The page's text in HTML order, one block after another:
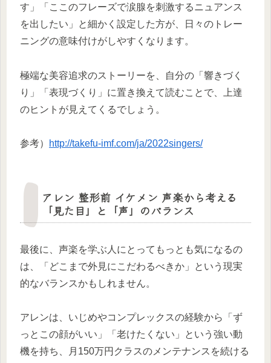
す」「ここのフレーズで涙腺を刺激するニュアンス
を出したい」と細かく設定した方が、日々のトレー
ニングの意味付けがしやすくなります。
極端な美容追求のストーリーを、自分の「響きづく
り」「表現づくり」に置き換えて読むことで、上達
のヒントが見えてくるでしょう。
参考） http://takefu-imf.com/ja/2022singers/
アレン 整形前 イケメン 声楽から考える
「見た目」と「声」のバランス
最後に、声楽を学ぶ人にとってもっとも気になるの
は、「どこまで外見にこだわるべきか」という現実
的なバランスかもしれません。
アレンは、いじめやコンプレックスの経験から「ず
っとこの顔がいい」「老けたくない」という強い動
機を持ち、月150万円クラスのメンテナンスを続ける